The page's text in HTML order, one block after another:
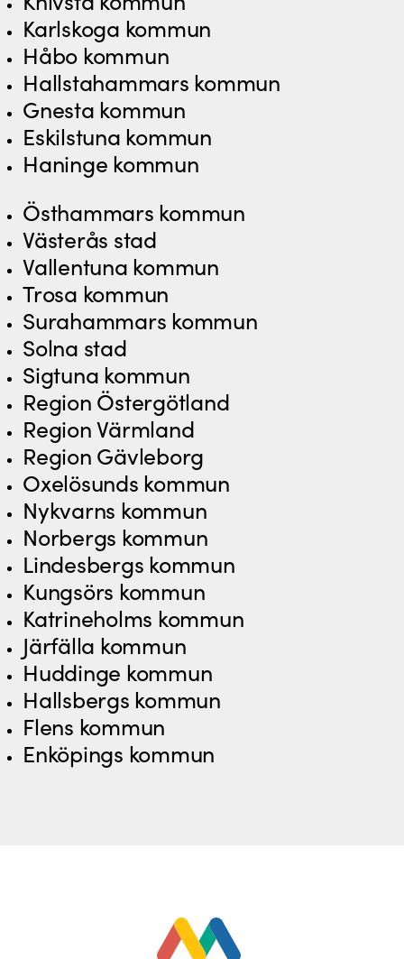
Karlskoga kommun
Håbo kommun
Hallstahammars kommun
Gnesta kommun
Eskilstuna kommun
Haninge kommun
Östhammars kommun
Västerås stad
Vallentuna kommun
Trosa kommun
Surahammars kommun
Solna stad
Sigtuna kommun
Region Östergötland
Region Värmland
Region Gävleborg
Oxelösunds kommun
Nykvarns kommun
Norbergs kommun
Lindesbergs kommun
Kungsörs kommun
Katrineholms kommun
Järfälla kommun
Huddinge kommun
Hallsbergs kommun
Flens kommun
Enköpings kommun